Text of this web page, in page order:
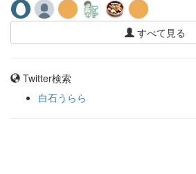
すべて見る
Twitter検索
白石うらら